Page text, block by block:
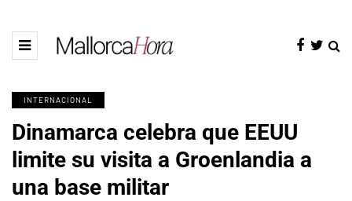
INTERNACIONAL
Dinamarca celebra que EEUU
limite su visita a Groenlandia a
una base militar